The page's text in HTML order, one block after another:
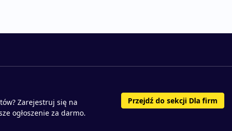
Zarejestruj się na
ogłoszenie za darmo.
Przejdź do sekcji Dla firm